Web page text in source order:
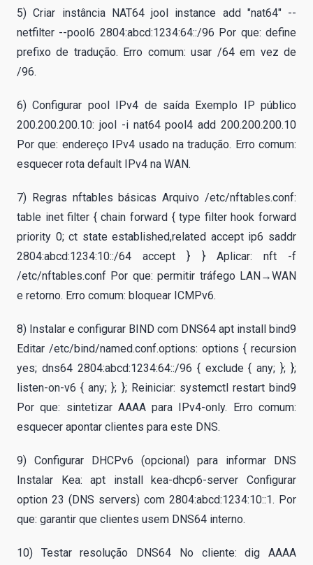
5) Criar instância NAT64 jool instance add "nat64" --
netfilter --pool6 2804:abcd:1234:64::/96 Por que: define
prefixo de tradução. Erro comum: usar /64 em vez de
/96.
6) Configurar pool IPv4 de saída Exemplo IP público
200.200.200.10: jool -i nat64 pool4 add 200.200.200.10
Por que: endereço IPv4 usado na tradução. Erro comum:
esquecer rota default IPv4 na WAN.
7) Regras nftables básicas Arquivo /etc/nftables.conf:
table inet filter { chain forward { type filter hook forward
priority 0; ct state established,related accept ip6 saddr
2804:abcd:1234:10::/64 accept } } Aplicar: nft -f
/etc/nftables.conf Por que: permitir tráfego LAN→WAN
e retorno. Erro comum: bloquear ICMPv6.
8) Instalar e configurar BIND com DNS64 apt install bind9
Editar /etc/bind/named.conf.options: options { recursion
yes; dns64 2804:abcd:1234:64::/96 { exclude { any; }; };
listen-on-v6 { any; }; }; Reiniciar: systemctl restart bind9
Por que: sintetizar AAAA para IPv4-only. Erro comum:
esquecer apontar clientes para este DNS.
9) Configurar DHCPv6 (opcional) para informar DNS
Instalar Kea: apt install kea-dhcp6-server Configurar
option 23 (DNS servers) com 2804:abcd:1234:10::1. Por
que: garantir que clientes usem DNS64 interno.
10) Testar resolução DNS64 No cliente: dig AAAA